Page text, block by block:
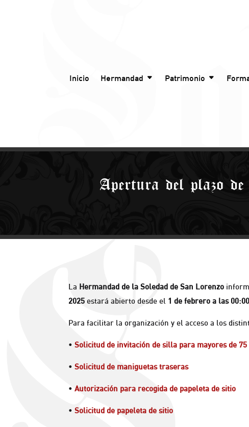
Inicio Hermandad Patrimonio
Apertura del plazo
La Hermandad de la Soledad de San Lorenzo
2025 estará abierto desde el 1 de febrero a las
Para facilitar la organización y el acceso a los
•Solicitud de invitación de silla para mayores de 75
•Solicitud de maniguetas traseras
•Autorización para recogida de papeleta de sitio
•Solicitud de papeleta de sitio